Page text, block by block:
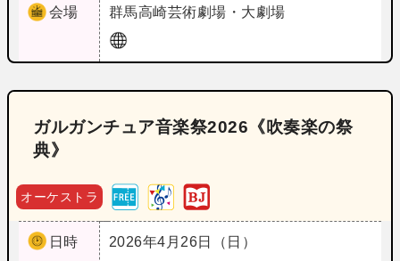
会場 群馬高崎芸術劇場・大劇場
ガルガンチュア音楽祭2026《吹奏楽の祭
典》
オーケストラ
日時
2026年4月26日（日）